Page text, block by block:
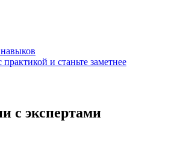
и станьте заметнее
с экспертами